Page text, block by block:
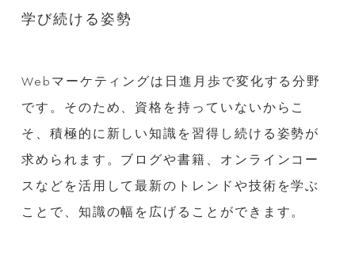
学び続ける姿勢
Webマーケティングは日進月歩で変化する分野
です。そのため、資格を持っていないからこ
そ、積極的に新しい知識を習得し続ける姿勢が
求められます。ブログや書籍、オンラインコー
スなどを活用して最新のトレンドや技術を学ぶ
ことで、知識の幅を広げることができます。